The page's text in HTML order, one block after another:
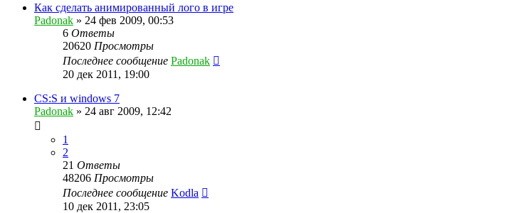
Как сделать анимированный лого в игре
Padonak » 24 фев 2009, 00:53
6 Ответы
20620 Просмотры
Последнее сообщение Padonak
20 дек 2011, 19:00
CS:S и windows 7
Padonak » 24 авг 2009, 12:42
1
2
21 Ответы
48206 Просмотры
Последнее сообщение Kodla
10 дек 2011, 23:05